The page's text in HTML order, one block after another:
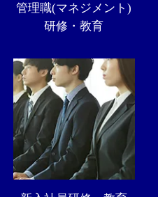
管理職(マネジメント)
研修・教育